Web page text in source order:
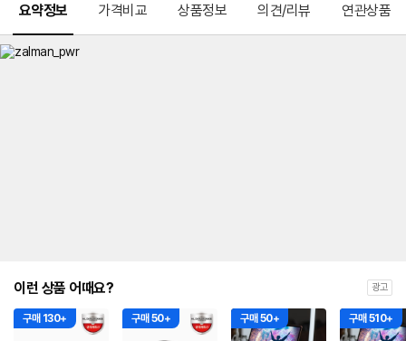
요약정보 가격비교 상품정보 의견/리뷰 연관상품
이런 상품 어때요? 광고
구매 130+ 구매 50+ 구매 50+ 구매 510+